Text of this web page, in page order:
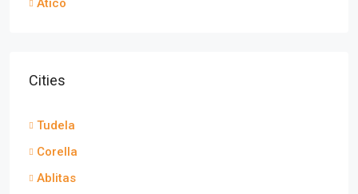
Ático
Cities
Tudela
Corella
Ablitas